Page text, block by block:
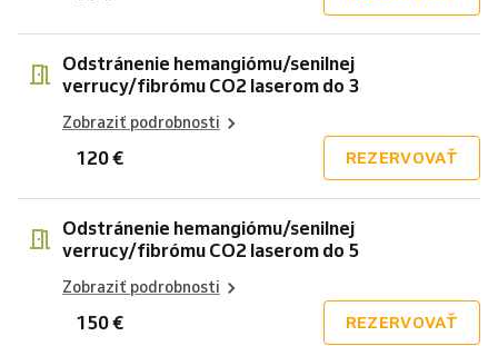
Odstránenie hemangiómu/senilnej
verrucy/fibrómu CO2 laserom do 3
Zobraziť podrobnosti
120 € REZERVOVAŤ
Odstránenie hemangiómu/senilnej
verrucy/fibrómu CO2 laserom do 5
Zobraziť podrobnosti
150 € REZERVOVAŤ